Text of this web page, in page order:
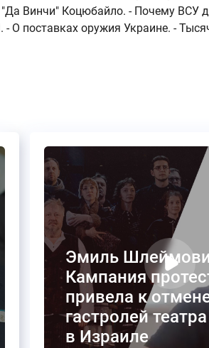
Винчи" Коцюбайло. - Почему ВСУ
поставках оружия Украине. -
Эмиль
Кампания
привела к
гастролей
в Израиле